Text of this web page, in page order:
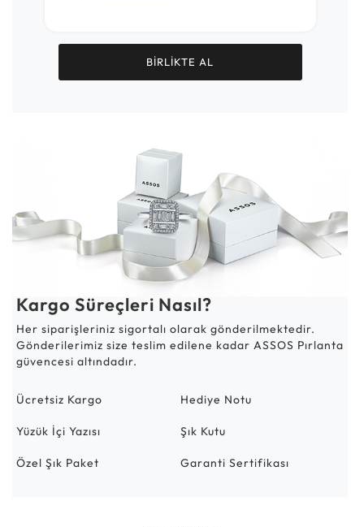
BİRLİKTE AL
Kargo Süreçleri Nasıl?
Her siparişleriniz sigortalı olarak gönderilmektedir.
Gönderilerimiz size teslim edilene kadar ASSOS Pırlanta
güvencesi altındadır.
Ücretsiz Kargo Hediye Notu
Yüzük İçi Yazısı Şık Kutu
Özel Şık Paket Garanti Sertifikası